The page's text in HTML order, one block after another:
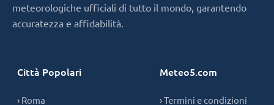
meteorologiche ufficiali di tutto il mondo, garantendo
accuratezza e affidabilità.
Città Popolari
› Roma
Meteo5.com
› Termini e condizioni